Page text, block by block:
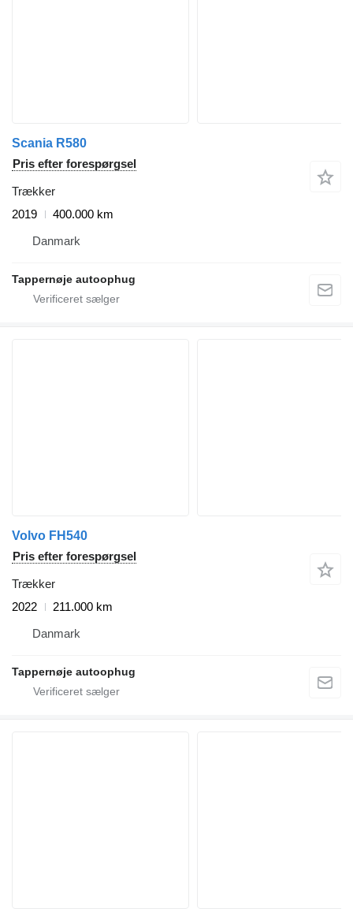
Scania R580
Pris efter forespørgsel
Trækker
2019
400.000 km
Danmark
Tappernøje autoophug
Volvo FH540
Pris efter forespørgsel
Trækker
2022
211.000 km
Danmark
Tappernøje autoophug